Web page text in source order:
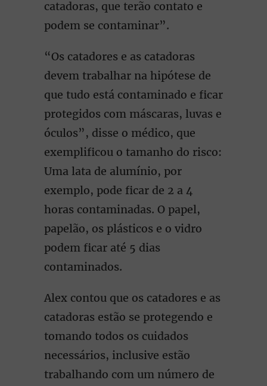
catadoras, que terão contato e
podem se contaminar”.
“Os catadores e as catadoras
devem trabalhar na hipótese de
que tudo está contaminado e ficar
protegidos com máscaras, luvas e
óculos”, disse o médico, que
exemplificou o tamanho do risco:
Uma lata de alumínio, por
exemplo, pode ficar de 2 a 4
horas contaminadas. O papel,
papelão, os plásticos e o vidro
podem ficar até 5 dias
contaminados.
Alex contou que os catadores e as
catadoras estão se protegendo e
tomando todos os cuidados
necessários, inclusive estão
trabalhando com um número de